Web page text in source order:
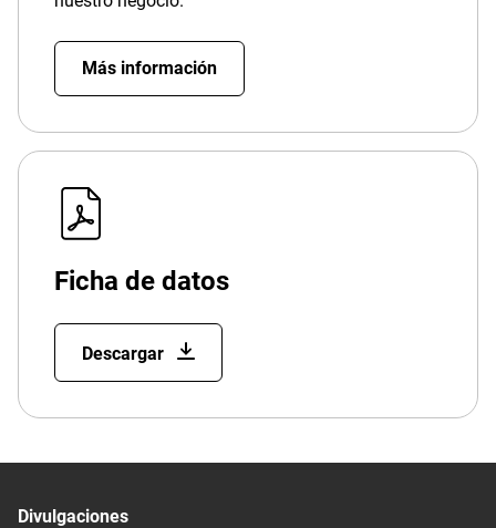
Más información
Ficha de datos
Descargar
Divulgaciones